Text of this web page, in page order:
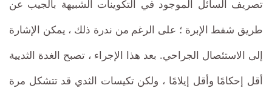
تصريف السائل الموجود في التكوينات الشبيهة بالجيب عن
طريق شفط الإبرة ؛ على الرغم من ندرة ذلك ، يمكن الإشارة
إلى الاستئصال الجراحي. بعد هذا الإجراء ، تصبح الغدة الثديية
أقل إحكامًا وأقل إيلامًا ، ولكن تكيسات الثدي قد تتشكل مرة